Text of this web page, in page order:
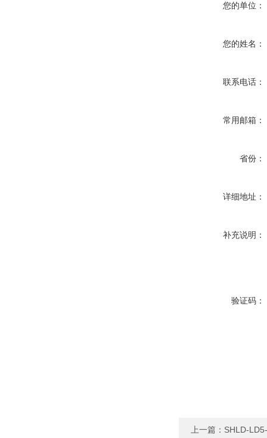
您的单位：
您的姓名：
联系电话：
常用邮箱：
省份：
详细地址：
补充说明：
验证码：
上一篇： SHLD-